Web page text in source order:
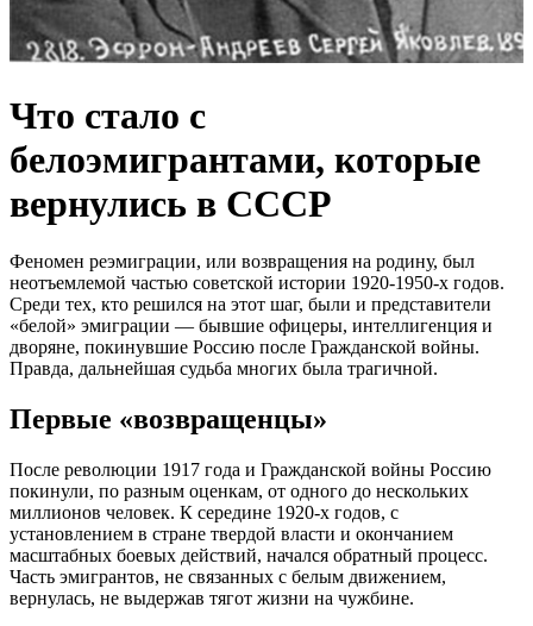
Что стало с
белоэмигрантами, которые
вернулись в СССР
Феномен реэмиграции, или возвращения на родину, был
неотъемлемой частью советской истории 1920-1950-х годов.
Среди тех, кто решился на этот шаг, были и представители
«белой» эмиграции — бывшие офицеры, интеллигенция и
дворяне, покинувшие Россию после Гражданской войны.
Правда, дальнейшая судьба многих была трагичной.
Первые «возвращенцы»
После революции 1917 года и Гражданской войны Россию
покинули, по разным оценкам, от одного до нескольких
миллионов человек. К середине 1920-х годов, с
установлением в стране твердой власти и окончанием
масштабных боевых действий, начался обратный процесс.
Часть эмигрантов, не связанных с белым движением,
вернулась, не выдержав тягот жизни на чужбине.